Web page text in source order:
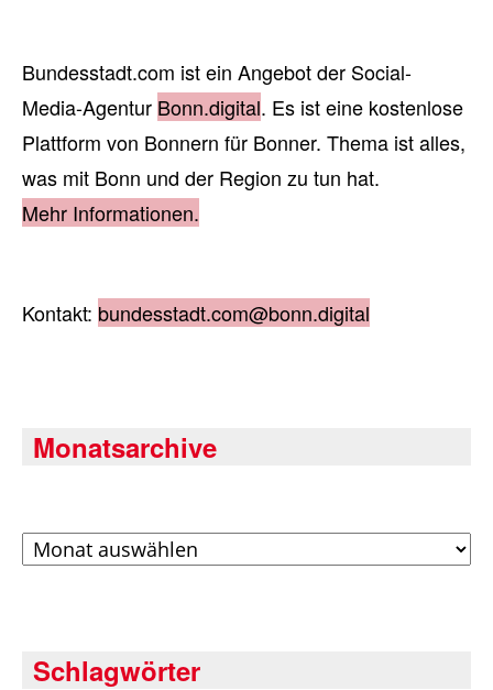
Bundesstadt.com ist ein Angebot der Social-
Media-Agentur Bonn.digital. Es ist eine kostenlose
Plattform von Bonnern für Bonner. Thema ist alles,
was mit Bonn und der Region zu tun hat.
Mehr Informationen.
Kontakt: bundesstadt.com@bonn.digital
Monatsarchive
Archiv
Schlagwörter